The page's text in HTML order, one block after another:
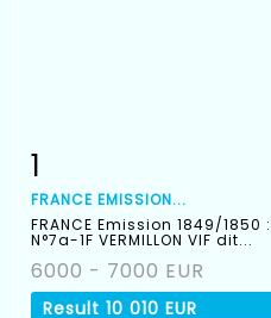
1
FRANCE EMISSION...
FRANCE Emission 1849/1850 :
N°7a-1F VERMILLON VIF dit...
6000 - 7000 EUR
Result 10 010 EUR